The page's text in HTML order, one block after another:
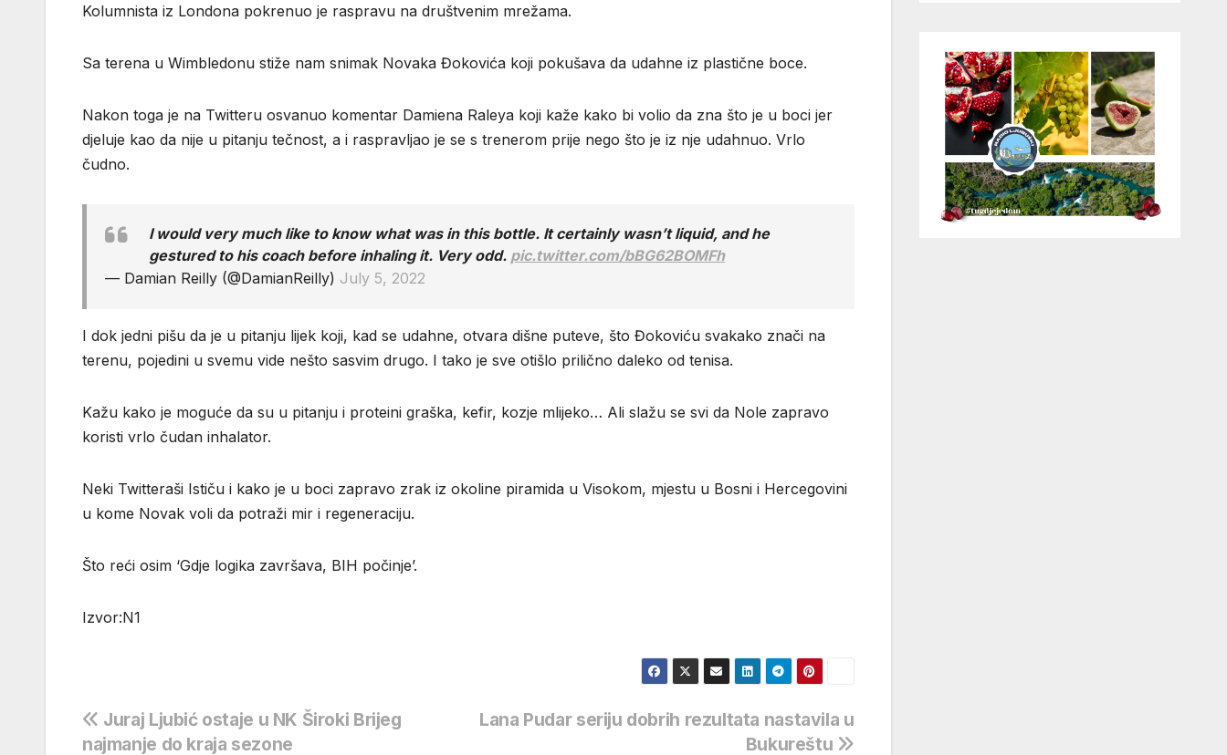
Kolumnista iz Londona pokrenuo je raspravu na društvenim mrežama.
Sa terena u Wimbledonu stiže nam snimak Novaka Đokovića koji pokušava da udahne iz plastične boce.
Nakon toga je na Twitteru osvanuo komentar Damiena Raleya koji kaže kako bi volio da zna što je u boci jer
djeluje kao da nije u pitanju tečnost, a i raspravljao je se s trenerom prije nego što je iz nje udahnuo. Vrlo
čudno.
I would very much like to know what was in this bottle. It certainly wasn’t liquid, and he
gestured to his coach before inhaling it. Very odd. pic.twitter.com/bBG62BOMFh
— Damian Reilly (@DamianReilly) July 5, 2022
I dok jedni pišu da je u pitanju lijek koji, kad se udahne, otvara dišne puteve, što Đokoviću svakako znači na
terenu, pojedini u svemu vide nešto sasvim drugo. I tako je sve otišlo prilično daleko od tenisa.
Kažu kako je moguće da su u pitanju i proteini graška, kefir, kozje mlijeko… Ali slažu se svi da Nole zapravo
koristi vrlo čudan inhalator.
Neki Twitteraši Ističu i kako je u boci zapravo zrak iz okoline piramida u Visokom, mjestu u Bosni i Hercegovini
u kome Novak voli da potraži mir i regeneraciju.
Što reći osim ‘Gdje logika završava, BIH počinje’.
Izvor:N1
Navigacija
Lana Pudar seriju dobrih rezultata nastavila u
Bukureštu
Juraj Ljubić ostaje u NK Široki Brijeg
najmanje do kraja sezone